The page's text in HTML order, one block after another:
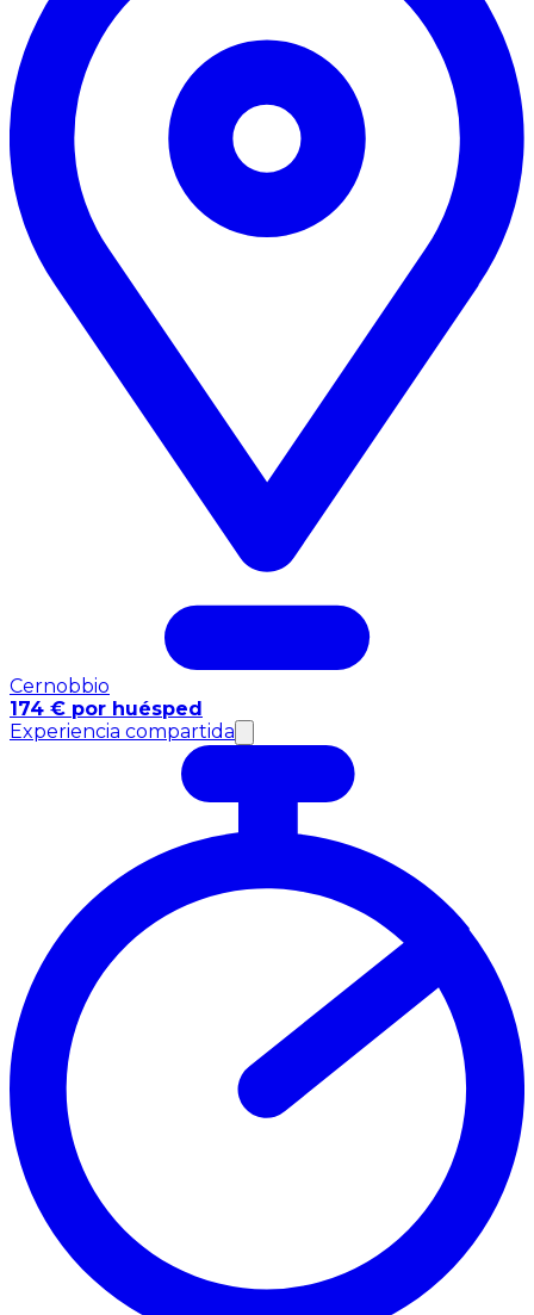
Cernobbio
174 € por huésped
Experiencia compartida